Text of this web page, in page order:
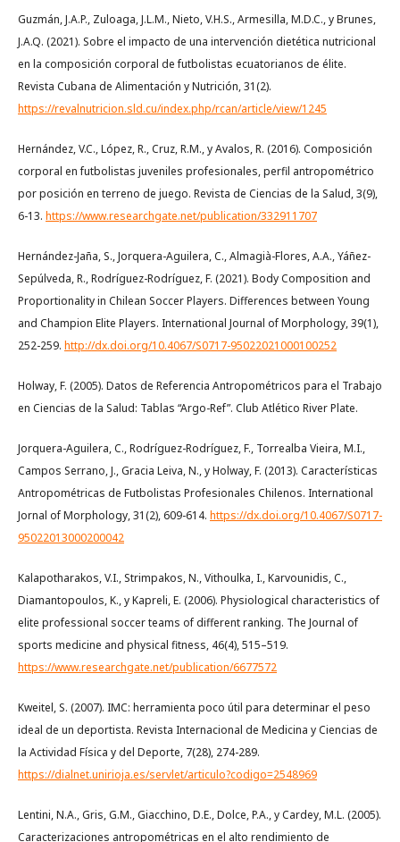
Guzmán, J.A.P., Zuloaga, J.L.M., Nieto, V.H.S., Armesilla, M.D.C., y Brunes,
J.A.Q. (2021). Sobre el impacto de una intervención dietética nutricional
en la composición corporal de futbolistas ecuatorianos de élite.
Revista Cubana de Alimentación y Nutrición, 31(2).
https://revalnutricion.sld.cu/index.php/rcan/article/view/1245
Hernández, V.C., López, R., Cruz, R.M., y Avalos, R. (2016). Composición
corporal en futbolistas juveniles profesionales, perfil antropométrico
por posición en terreno de juego. Revista de Ciencias de la Salud, 3(9),
6-13. https://www.researchgate.net/publication/332911707
Hernández-Jaña, S., Jorquera-Aguilera, C., Almagià-Flores, A.A., Yáñez-
Sepúlveda, R., Rodríguez-Rodríguez, F. (2021). Body Composition and
Proportionality in Chilean Soccer Players. Differences between Young
and Champion Elite Players. International Journal of Morphology, 39(1),
252-259. http://dx.doi.org/10.4067/S0717-95022021000100252
Holway, F. (2005). Datos de Referencia Antropométricos para el Trabajo
en Ciencias de la Salud: Tablas “Argo-Ref”. Club Atlético River Plate.
Jorquera-Aguilera, C., Rodríguez-Rodríguez, F., Torrealba Vieira, M.I.,
Campos Serrano, J., Gracia Leiva, N., y Holway, F. (2013). Características
Antropométricas de Futbolistas Profesionales Chilenos. International
Jornal of Morphology, 31(2), 609-614. https://dx.doi.org/10.4067/S0717-
95022013000200042
Kalapotharakos, V.I., Strimpakos, N., Vithoulka, I., Karvounidis, C.,
Diamantopoulos, K., y Kapreli, E. (2006). Physiological characteristics of
elite professional soccer teams of different ranking. The Journal of
sports medicine and physical fitness, 46(4), 515–519.
https://www.researchgate.net/publication/6677572
Kweitel, S. (2007). IMC: herramienta poco útil para determinar el peso
ideal de un deportista. Revista Internacional de Medicina y Ciencias de
la Actividad Física y del Deporte, 7(28), 274-289.
https://dialnet.unirioja.es/servlet/articulo?codigo=2548969
Lentini, N.A., Gris, G.M., Giacchino, D.E., Dolce, P.A., y Cardey, M.L. (2005).
Caracterizaciones antropométricas en el alto rendimiento de